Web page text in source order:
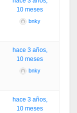
10 meses
bnky
hace 3 años,
10 meses
bnky
hace 3 años,
10 meses